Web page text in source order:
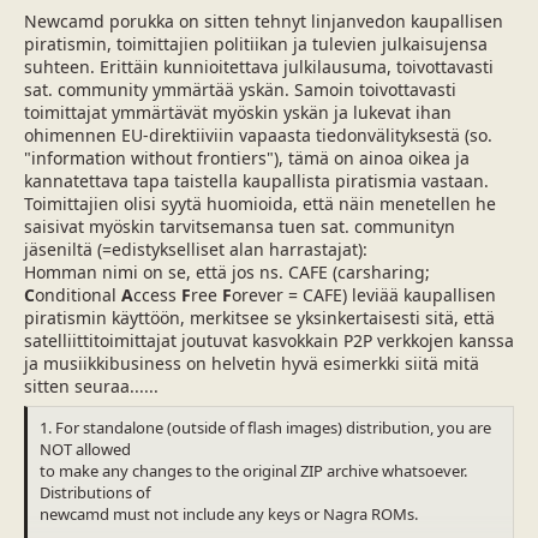
a
l
o
i
t
t
a
a
m
ä
ä
r
ä
Newcamd porukka on sitten tehnyt linjanvedon kaupallisen
piratismin, toimittajien politiikan ja tulevien julkaisujensa
suhteen. Erittäin kunnioitettava julkilausuma, toivottavasti
sat. community ymmärtää yskän. Samoin toivottavasti
toimittajat ymmärtävät myöskin yskän ja lukevat ihan
ohimennen EU-direktiiviin vapaasta tiedonvälityksestä (so.
"information without frontiers"), tämä on ainoa oikea ja
kannatettava tapa taistella kaupallista piratismia vastaan.
Toimittajien olisi syytä huomioida, että näin menetellen he
saisivat myöskin tarvitsemansa tuen sat. communityn
jäseniltä (=edistykselliset alan harrastajat):
Homman nimi on se, että jos ns. CAFE (carsharing;
Conditional Access Free Forever = CAFE) leviää kaupallisen
piratismin käyttöön, merkitsee se yksinkertaisesti sitä, että
satelliittitoimittajat joutuvat kasvokkain P2P verkkojen kanssa
ja musiikkibusiness on helvetin hyvä esimerkki siitä mitä
sitten seuraa......
1. For standalone (outside of flash images) distribution, you are
NOT allowed
to make any changes to the original ZIP archive whatsoever.
Distributions of
newcamd must not include any keys or Nagra ROMs.